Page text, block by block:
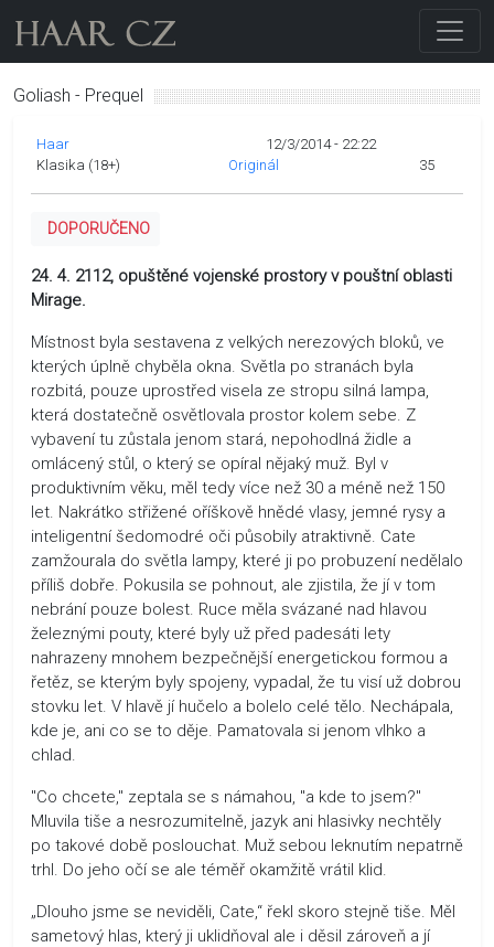
Goliash - Prequel
Haar
12/3/2014 - 22:22
Klasika (18+)
Originál 35
DOPORUČENO
24. 4. 2112, opuštěné vojenské prostory v pouštní oblasti
Mirage.
Místnost byla sestavena z velkých nerezových bloků, ve
kterých úplně chyběla okna. Světla po stranách byla
rozbitá, pouze uprostřed visela ze stropu silná lampa,
která dostatečně osvětlovala prostor kolem sebe. Z
vybavení tu zůstala jenom stará, nepohodlná židle a
omlácený stůl, o který se opíral nějaký muž. Byl v
produktivním věku, měl tedy více než 30 a méně než 150
let. Nakrátko střižené oříškově hnědé vlasy, jemné rysy a
inteligentní šedomodré oči působily atraktivně. Cate
zamžourala do světla lampy, které ji po probuzení nedělalo
příliš dobře. Pokusila se pohnout, ale zjistila, že jí v tom
nebrání pouze bolest. Ruce měla svázané nad hlavou
železnými pouty, které byly už před padesáti lety
nahrazeny mnohem bezpečnější energetickou formou a
řetěz, se kterým byly spojeny, vypadal, že tu visí už dobrou
stovku let. V hlavě jí hučelo a bolelo celé tělo. Nechápala,
kde je, ani co se to děje. Pamatovala si jenom vlhko a
chlad.
"Co chcete," zeptala se s námahou, "a kde to jsem?"
Mluvila tiše a nesrozumitelně, jazyk ani hlasivky nechtěly
po takové době poslouchat. Muž sebou leknutím nepatrně
trhl. Do jeho očí se ale téměř okamžitě vrátil klid.
„Dlouho jsme se neviděli, Cate,“ řekl skoro stejně tiše. Měl
sametový hlas, který ji uklidňoval ale i děsil zároveň a jí